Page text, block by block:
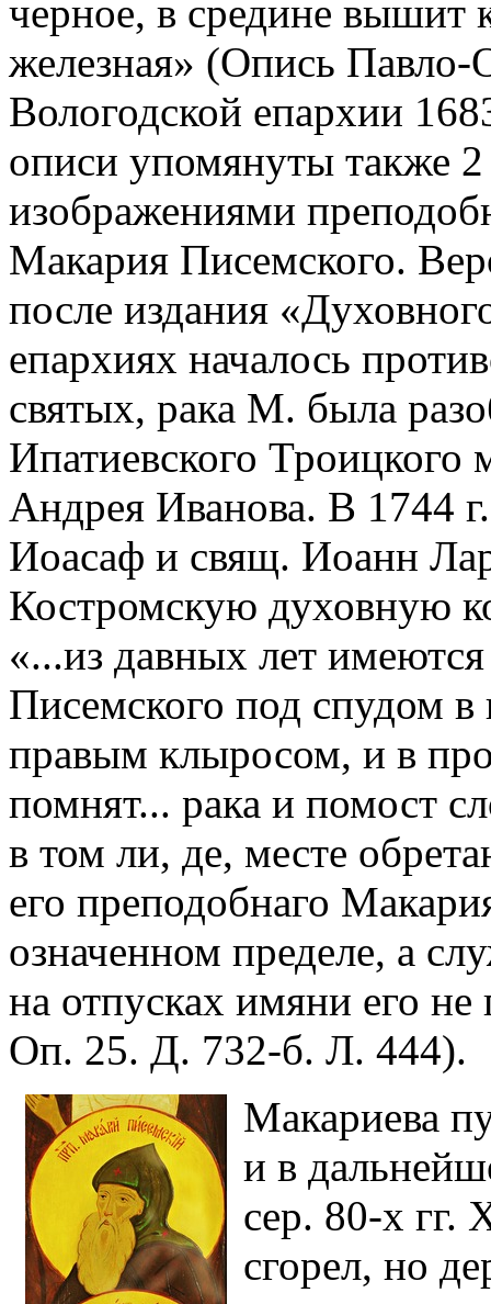
черное, в средине
железная» (Опись
Вологодской епархии
описи упомянуты также
изображениями
Макария Писемского.
после издания
епархиях началось
святых, рака М. была
Ипатиевского
Андрея Иванова. В 1744
Иоасаф и свящ. Иоанн
Костромскую духовную
«...из давных лет
Писемского под спудом в
правым клыросом, и в
помнят... рака и помост
в том ли, де, месте
его преподобнаго
означенном пределе, а
на отпусках имяни его
Оп. 25. Д. 732-б. Л. 444).
Макариева
и в
сер. 80-х
сгорел, но